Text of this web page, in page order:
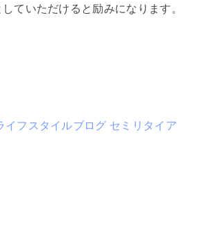
ていただけると励みになります。